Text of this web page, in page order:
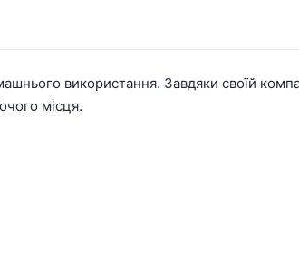
використання. Завдяки своїй
місця.